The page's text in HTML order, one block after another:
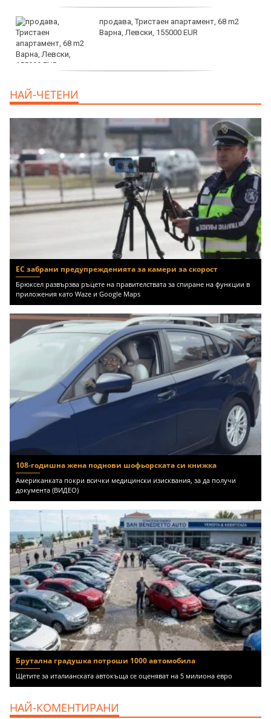
продава, Тристаен апартамент, 68 m2
Варна, Левски, 155000 EUR
НАЙ-ЧЕТЕНИ
ЕС забрани предупрежденията за камери за скорост
Брюксел развързва ръцете на правителствата за спиране на функции в
приложения като Waze и Google Maps
108-годишна жена поднови шофьорската си книжка
Американката покри всички медицински изисквания, за да получи
документа (ВИДЕО)
Брутална градушка потроши 1000 автомобила
Щетите за италианската автокъща се оценяват на 5 милиона евро
НАЙ-КОМЕНТИРАНИ